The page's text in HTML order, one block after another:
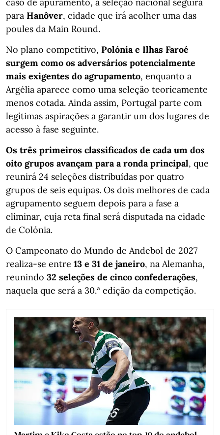
para Hanôver, cidade que irá acolher uma das
poules da Main Round.
No plano competitivo, Polónia e Ilhas Faroé
surgem como os adversários potencialmente
mais exigentes do agrupamento, enquanto a
Argélia aparece como uma seleção teoricamente
menos cotada. Ainda assim, Portugal parte com
legítimas aspirações a garantir um dos lugares de
acesso à fase seguinte.
Os três primeiros classificados de cada um dos
oito grupos avançam para a ronda principal, que
reunirá 24 seleções distribuídas por quatro
grupos de seis equipas. Os dois melhores de cada
agrupamento seguem depois para a fase a
eliminar, cuja reta final será disputada na cidade
de Colónia.
O Campeonato do Mundo de Andebol de 2027
realiza-se entre 13 e 31 de janeiro, na Alemanha,
reunindo 32 seleções de cinco confederações,
naquela que será a 30.ª edição da competição.